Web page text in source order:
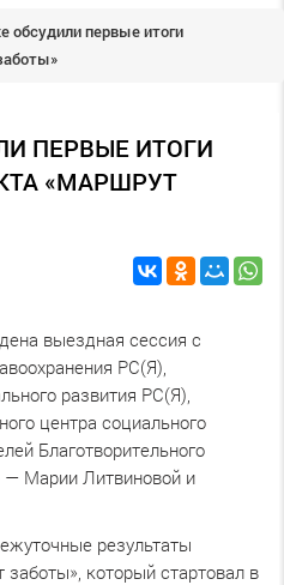
обсудили первые итоги
ПЕРВЫЕ ИТОГИ
«МАРШРУТ
выездная сессия с
РС(Я),
развития РС(Я),
центра социального
Благотворительного
— Марии Литвиновой и
результаты
который стартовал в